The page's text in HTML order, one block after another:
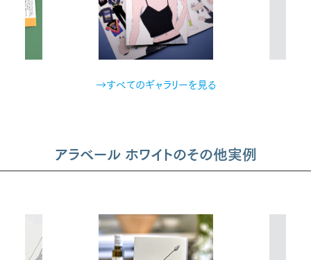
→すべてのギャラリーを見る
アラベール ホワイトのその他実例